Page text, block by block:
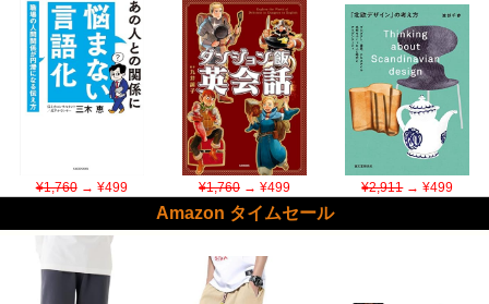
¥1,760→ ¥499 ¥1,760→ ¥499 ¥2,911→ ¥499
Amazon タイムセール